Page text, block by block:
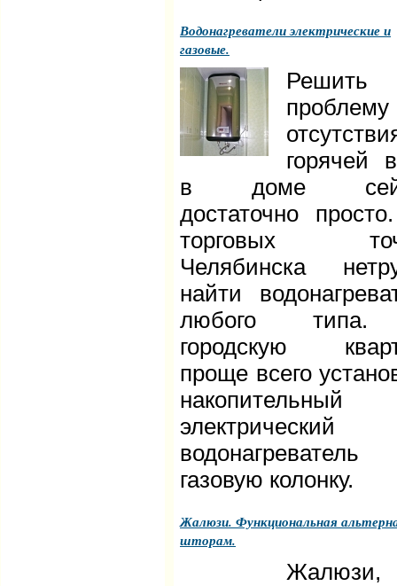
Водонагреватели электрические и
газовые.
Решить
проблему
горячей
в доме
достаточно
торговых
Челябинска
найти
любого
городскую
проще всего
накопительный
электрический
водонагреватель
газовую колонку.
Жалюзи. Функциональная
шторам.
Жалюзи,